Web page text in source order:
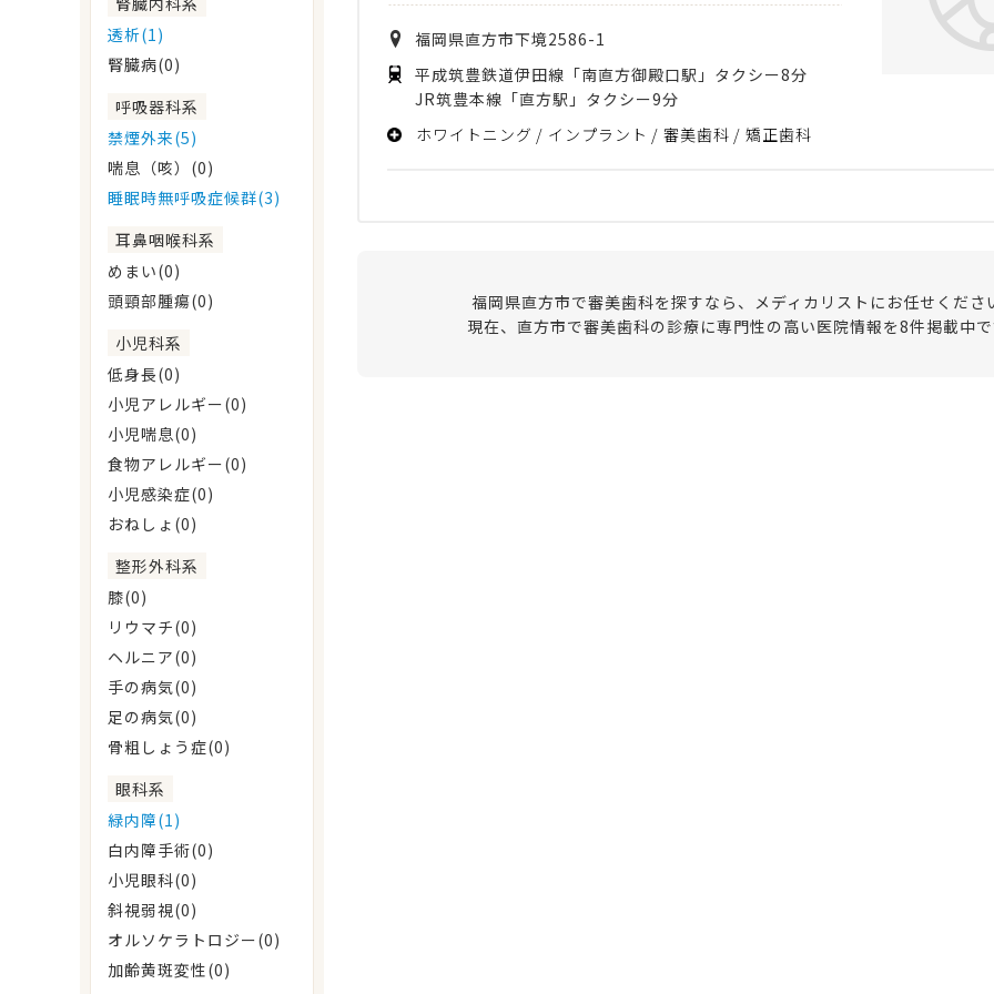
透析(1)
腎臓病(0)
呼吸器科系
禁煙外来(5)
喘息（咳）(0)
睡眠時無呼吸症候群(3)
耳鼻咽喉科系
めまい(0)
頭頸部腫瘍(0)
小児科系
低身長(0)
小児アレルギー(0)
小児喘息(0)
食物アレルギー(0)
小児感染症(0)
おねしょ(0)
整形外科系
膝(0)
リウマチ(0)
ヘルニア(0)
手の病気(0)
足の病気(0)
骨粗しょう症(0)
眼科系
緑内障(1)
白内障手術(0)
小児眼科(0)
斜視弱視(0)
オルソケラトロジー(0)
加齢黄斑変性(0)
福岡県直方市下境2586-1
平成筑豊鉄道伊田線「南直方御殿口駅」タクシー8分
JR筑豊本線「直方駅」タクシー9分
ホワイトニング
インプラント 審美歯科 矯正歯科
福岡県直方市で審美歯科を探すなら、メディカリストにお任せくださ
現在、直方市で審美歯科の診療に専門性の高い医院情報を8件掲載中で